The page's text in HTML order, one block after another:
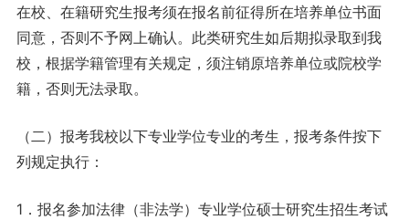
在校、在籍研究生报考须在报名前征得所在培养单位书面
同意，否则不予网上确认。此类研究生如后期拟录取到我
校，根据学籍管理有关规定，须注销原培养单位或院校学
籍，否则无法录取。
（二）报考我校以下专业学位专业的考生，报考条件按下
列规定执行：
1．报名参加法律（非法学）专业学位硕士研究生招生考试